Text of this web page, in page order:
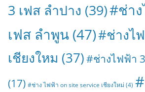
3 เฟส ลำปาง (39)#ช่า
เฟส ลำพูน (47)#ช่างไ
เชียงใหม (37)#ช่างไฟฟ้า
(17) #ช่าง ไฟฟ้า on site service เชียงใหม่ (4)